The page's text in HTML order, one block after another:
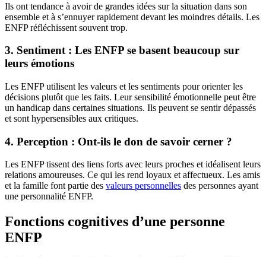
Ils ont tendance à avoir de grandes idées sur la situation dans son
ensemble et à s’ennuyer rapidement devant les moindres détails. Les
ENFP réfléchissent souvent trop.
3. Sentiment : Les ENFP se basent beaucoup sur
leurs émotions
Les ENFP utilisent les valeurs et les sentiments pour orienter les
décisions plutôt que les faits. Leur sensibilité émotionnelle peut être
un handicap dans certaines situations. Ils peuvent se sentir dépassés
et sont hypersensibles aux critiques.
4. Perception : Ont-ils le don de savoir cerner ?
Les ENFP tissent des liens forts avec leurs proches et idéalisent leurs
relations amoureuses. Ce qui les rend loyaux et affectueux. Les amis
et la famille font partie des valeurs personnelles des personnes ayant
une personnalité ENFP.
Fonctions cognitives d’une personne
ENFP